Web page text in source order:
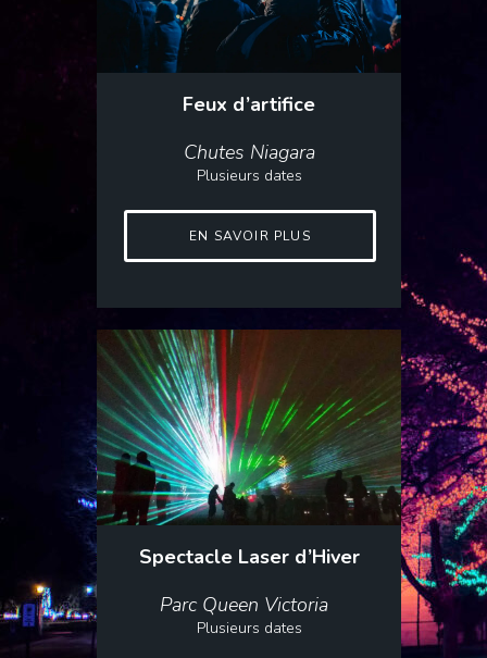
Feux d’artifice
Chutes Niagara
Plusieurs dates
EN SAVOIR PLUS
Spectacle Laser d’Hiver
Parc Queen Victoria
Plusieurs dates